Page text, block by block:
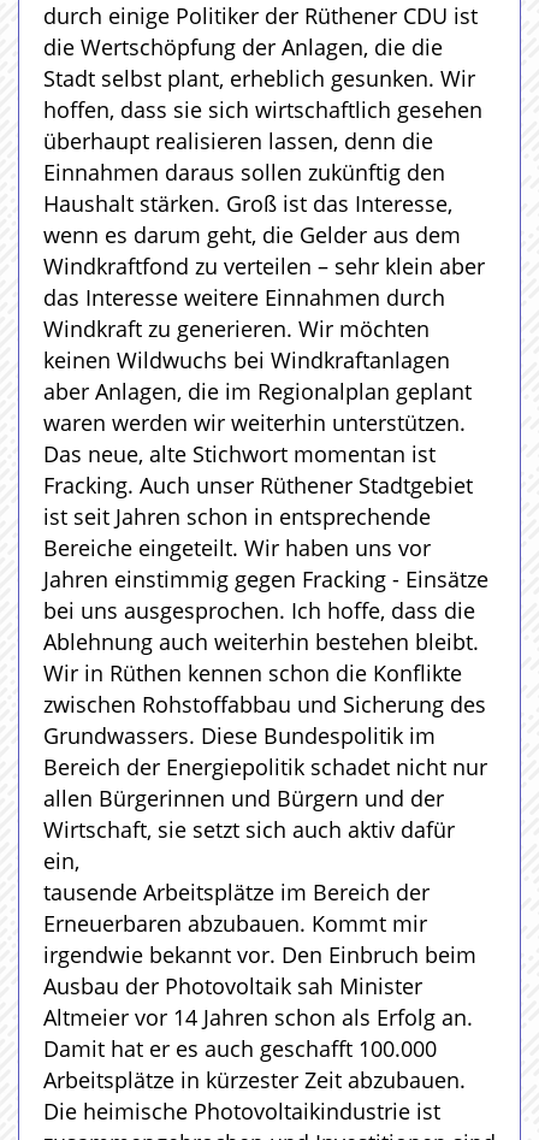
durch einige Politiker der Rüthener CDU ist
die Wertschöpfung der Anlagen, die die
Stadt selbst plant, erheblich gesunken. Wir
hoffen, dass sie sich wirtschaftlich gesehen
überhaupt realisieren lassen, denn die
Einnahmen daraus sollen zukünftig den
Haushalt stärken. Groß ist das Interesse,
wenn es darum geht, die Gelder aus dem
Windkraftfond zu verteilen – sehr klein aber
das Interesse weitere Einnahmen durch
Windkraft zu generieren. Wir möchten
keinen Wildwuchs bei Windkraftanlagen
aber Anlagen, die im Regionalplan geplant
waren werden wir weiterhin unterstützen.
Das neue, alte Stichwort momentan ist
Fracking. Auch unser Rüthener Stadtgebiet
ist seit Jahren schon in entsprechende
Bereiche eingeteilt. Wir haben uns vor
Jahren einstimmig gegen Fracking - Einsätze
bei uns ausgesprochen. Ich hoffe, dass die
Ablehnung auch weiterhin bestehen bleibt.
Wir in Rüthen kennen schon die Konflikte
zwischen Rohstoffabbau und Sicherung des
Grundwassers. Diese Bundespolitik im
Bereich der Energiepolitik schadet nicht nur
allen Bürgerinnen und Bürgern und der
Wirtschaft, sie setzt sich auch aktiv dafür
ein,
tausende Arbeitsplätze im Bereich der
Erneuerbaren abzubauen. Kommt mir
irgendwie bekannt vor. Den Einbruch beim
Ausbau der Photovoltaik sah Minister
Altmeier vor 14 Jahren schon als Erfolg an.
Damit hat er es auch geschafft 100.000
Arbeitsplätze in kürzester Zeit abzubauen.
Die heimische Photovoltaikindustrie ist